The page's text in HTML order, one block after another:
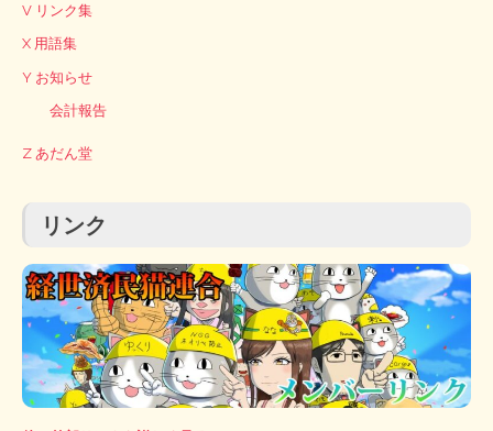
V リンク集
X 用語集
Y お知らせ
会計報告
Z あだん堂
リンク